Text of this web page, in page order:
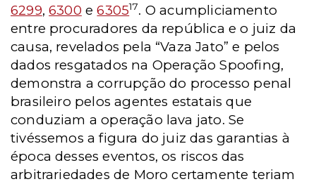
6299,6300 e630517. O acumpliciamento
entre procuradores da república e o juiz da
causa, revelados pela “Vaza Jato” e pelos
dados resgatados na Operação Spoofing,
demonstra a corrupção do processo penal
brasileiro pelos agentes estatais que
conduziam a operação lava jato. Se
tivéssemos a figura do juiz das garantias à
época desses eventos, os riscos das
arbitrariedades de Moro certamente teriam